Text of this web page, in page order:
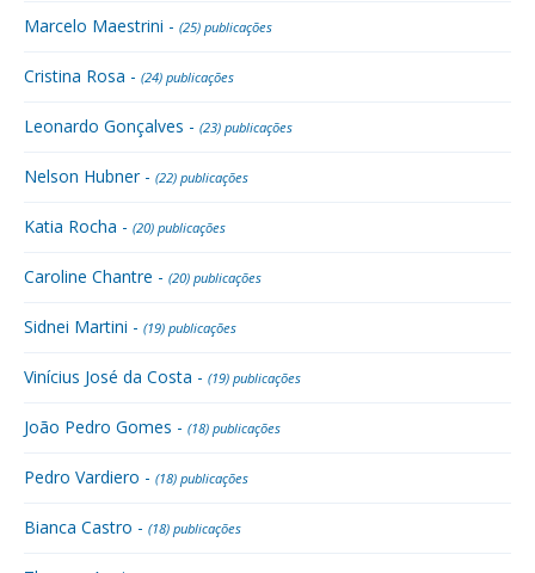
Marcelo Maestrini - (25) publicações
Cristina Rosa - (24) publicações
Leonardo Gonçalves - (23) publicações
Nelson Hubner - (22) publicações
Katia Rocha - (20) publicações
Caroline Chantre - (20) publicações
Sidnei Martini - (19) publicações
Vinícius José da Costa - (19) publicações
João Pedro Gomes - (18) publicações
Pedro Vardiero - (18) publicações
Bianca Castro - (18) publicações